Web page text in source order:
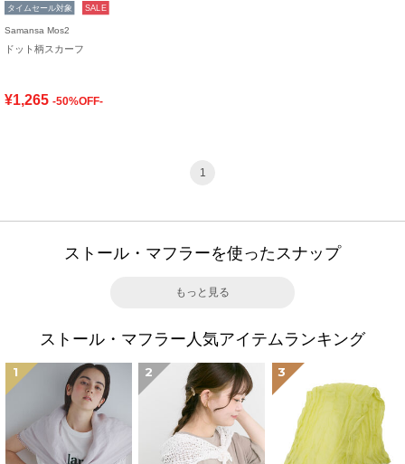
タイムセール対象 SALE
Samansa Mos2
ドット柄スカーフ
¥1,265 -50%OFF-
1
ストール・マフラーを使ったスナップ
もっと見る
ストール・マフラー人気アイテムランキング
1 2 3